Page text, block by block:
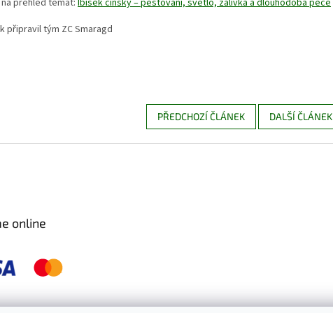
připravil tým ZC Smaragd
PŘEDCHOZÍ ČLÁNEK DALŠÍ ČLÁNEK
online